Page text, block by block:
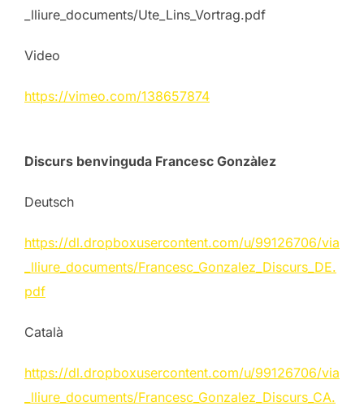
_lliure_documents/Ute_Lins_Vortrag.pdf
Video
https://vimeo.com/138657874
Discurs benvinguda Francesc Gonzàlez
Deutsch
https://dl.dropboxusercontent.com/u/99126706/via
_lliure_documents/Francesc_Gonzalez_Discurs_DE.
pdf
Català
https://dl.dropboxusercontent.com/u/99126706/via
_lliure_documents/Francesc_Gonzalez_Discurs_CA.